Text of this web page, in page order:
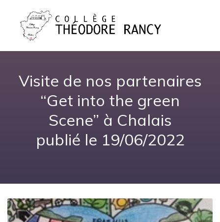
Visite de nos partenaires
“Get into the green
Scene” à Chalais
publié le 19/06/2022